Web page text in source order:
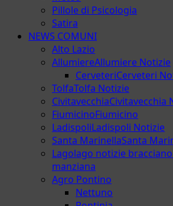
Pillole di Psicologia
Satira
NEWS COMUNI
Alto Lazio
AllumiereAllumiere Notizie
CerveteriCerveteri
TolfaTolfa Notizie
CivitavecchiaCivitavecchia
FiumicinoFiumicino
LadispoliLadispoli Notizie
Santa MarinellaSanta
Lagolago notizie
manziana
Agro Pontino
Nettuno